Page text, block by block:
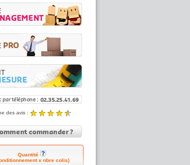
des avis :
4.89/5 |8431reviews
Quantité
x nbre colis)